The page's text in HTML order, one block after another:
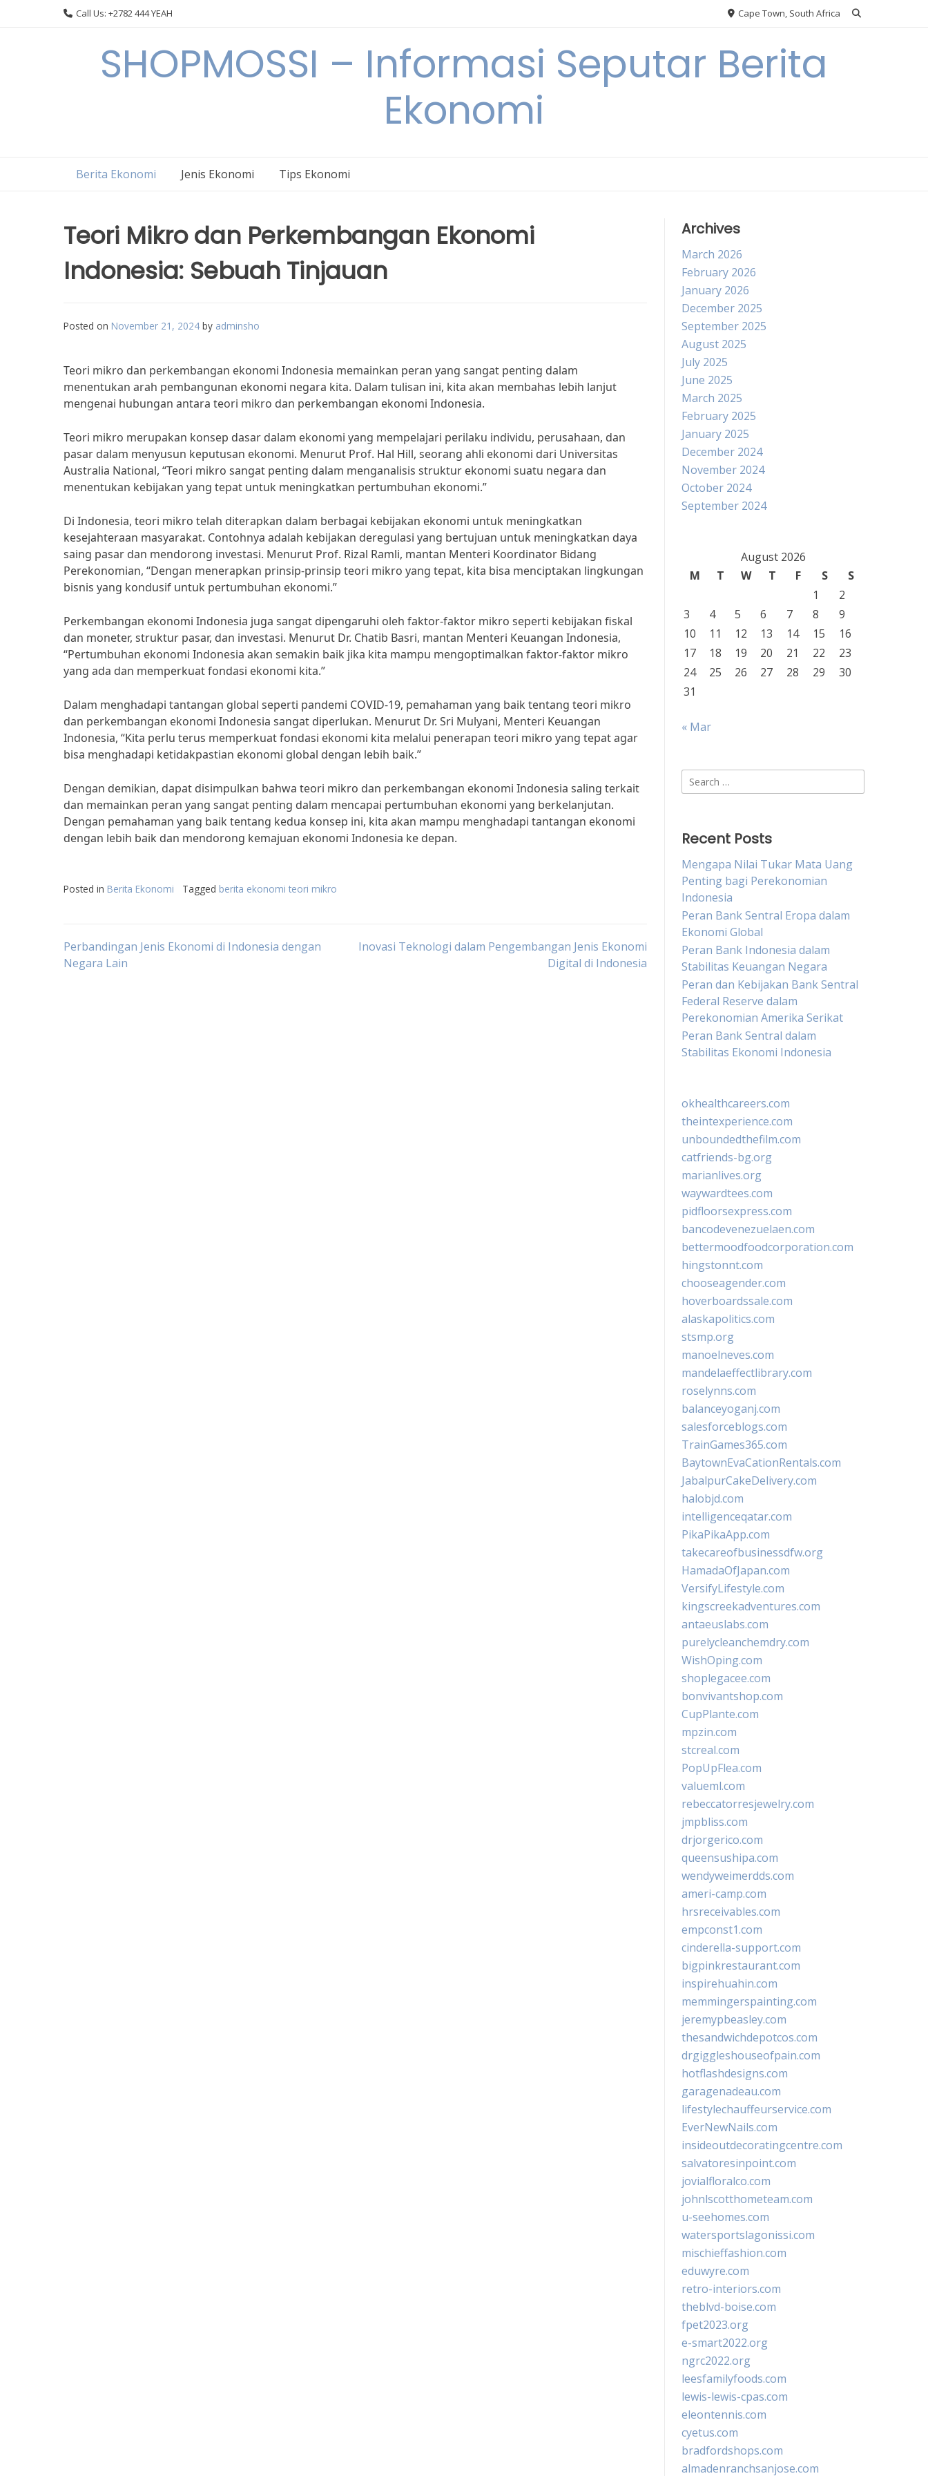
Call Us: +2782 444 YEAH Cape Town, South Africa
SHOPMOSSI – Informasi Seputar Berita
Ekonomi
Berita Ekonomi Jenis Ekonomi Tips Ekonomi
Teori Mikro dan Perkembangan Ekonomi
Indonesia: Sebuah Tinjauan
Posted on November 21, 2024 by adminsho
Teori mikro dan perkembangan ekonomi Indonesia memainkan peran yang sangat penting dalam
menentukan arah pembangunan ekonomi negara kita. Dalam tulisan ini, kita akan membahas lebih lanjut
mengenai hubungan antara teori mikro dan perkembangan ekonomi Indonesia.
Teori mikro merupakan konsep dasar dalam ekonomi yang mempelajari perilaku individu, perusahaan, dan
pasar dalam menyusun keputusan ekonomi. Menurut Prof. Hal Hill, seorang ahli ekonomi dari Universitas
Australia National, “Teori mikro sangat penting dalam menganalisis struktur ekonomi suatu negara dan
menentukan kebijakan yang tepat untuk meningkatkan pertumbuhan ekonomi.”
Di Indonesia, teori mikro telah diterapkan dalam berbagai kebijakan ekonomi untuk meningkatkan
kesejahteraan masyarakat. Contohnya adalah kebijakan deregulasi yang bertujuan untuk meningkatkan daya
saing pasar dan mendorong investasi. Menurut Prof. Rizal Ramli, mantan Menteri Koordinator Bidang
Perekonomian, “Dengan menerapkan prinsip-prinsip teori mikro yang tepat, kita bisa menciptakan lingkungan
bisnis yang kondusif untuk pertumbuhan ekonomi.”
Perkembangan ekonomi Indonesia juga sangat dipengaruhi oleh faktor-faktor mikro seperti kebijakan fiskal
dan moneter, struktur pasar, dan investasi. Menurut Dr. Chatib Basri, mantan Menteri Keuangan Indonesia,
“Pertumbuhan ekonomi Indonesia akan semakin baik jika kita mampu mengoptimalkan faktor-faktor mikro
yang ada dan memperkuat fondasi ekonomi kita.”
Dalam menghadapi tantangan global seperti pandemi COVID-19, pemahaman yang baik tentang teori mikro
dan perkembangan ekonomi Indonesia sangat diperlukan. Menurut Dr. Sri Mulyani, Menteri Keuangan
Indonesia, “Kita perlu terus memperkuat fondasi ekonomi kita melalui penerapan teori mikro yang tepat agar
bisa menghadapi ketidakpastian ekonomi global dengan lebih baik.”
Dengan demikian, dapat disimpulkan bahwa teori mikro dan perkembangan ekonomi Indonesia saling terkait
dan memainkan peran yang sangat penting dalam mencapai pertumbuhan ekonomi yang berkelanjutan.
Dengan pemahaman yang baik tentang kedua konsep ini, kita akan mampu menghadapi tantangan ekonomi
dengan lebih baik dan mendorong kemajuan ekonomi Indonesia ke depan.
Posted in Berita Ekonomi Tagged berita ekonomi teori mikro
Post
Perbandingan Jenis Ekonomi di Indonesia dengan
Negara Lain
Inovasi Teknologi dalam Pengembangan Jenis Ekonomi
Digital di Indonesia
Archives
March 2026
February 2026
January 2026
December 2025
September 2025
August 2025
July 2025
June 2025
March 2025
February 2025
January 2025
December 2024
November 2024
October 2024
September 2024
August 2026
M
T W T F S
S
1
2
3
4 5 6 7 8
9
10
11 12 13 14 15
16
17
18 19 20 21 22
23
24
25 26 27 28 29
30
31
« Mar
Search
for:
Recent Posts
Mengapa Nilai Tukar Mata Uang
Penting bagi Perekonomian
Indonesia
Peran Bank Sentral Eropa dalam
Ekonomi Global
Peran Bank Indonesia dalam
Stabilitas Keuangan Negara
Peran dan Kebijakan Bank Sentral
Federal Reserve dalam
Perekonomian Amerika Serikat
Peran Bank Sentral dalam
Stabilitas Ekonomi Indonesia
okhealthcareers.com
theintexperience.com
unboundedthefilm.com
catfriends-bg.org
marianlives.org
waywardtees.com
pidfloorsexpress.com
bancodevenezuelaen.com
bettermoodfoodcorporation.com
hingstonnt.com
chooseagender.com
hoverboardssale.com
alaskapolitics.com
stsmp.org
manoelneves.com
mandelaeffectlibrary.com
roselynns.com
balanceyoganj.com
salesforceblogs.com
TrainGames365.com
BaytownEvaCationRentals.com
JabalpurCakeDelivery.com
halobjd.com
intelligenceqatar.com
PikaPikaApp.com
takecareofbusinessdfw.org
HamadaOfJapan.com
VersifyLifestyle.com
kingscreekadventures.com
antaeuslabs.com
purelycleanchemdry.com
WishOping.com
shoplegacee.com
bonvivantshop.com
CupPlante.com
mpzin.com
stcreal.com
PopUpFlea.com
valueml.com
rebeccatorresjewelry.com
jmpbliss.com
drjorgerico.com
queensushipa.com
wendyweimerdds.com
ameri-camp.com
hrsreceivables.com
empconst1.com
cinderella-support.com
bigpinkrestaurant.com
inspirehuahin.com
memmingerspainting.com
jeremypbeasley.com
thesandwichdepotcos.com
drgiggleshouseofpain.com
hotflashdesigns.com
garagenadeau.com
lifestylechauffeurservice.com
EverNewNails.com
insideoutdecoratingcentre.com
salvatoresinpoint.com
jovialfloralco.com
johnlscotthometeam.com
u-seehomes.com
watersportslagonissi.com
mischieffashion.com
eduwyre.com
retro-interiors.com
theblvd-boise.com
fpet2023.org
e-smart2022.org
ngrc2022.org
leesfamilyfoods.com
lewis-lewis-cpas.com
eleontennis.com
cyetus.com
bradfordshops.com
almadenranchsanjose.com